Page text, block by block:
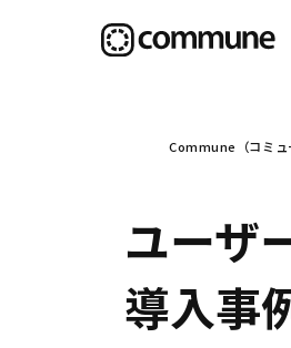
Commune（コミュ
ユーザ
導入事